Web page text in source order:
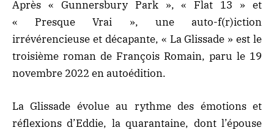
Après « Gunnersbury Park », « Flat 13 » et
« Presque Vrai », une auto-f(r)iction
irrévérencieuse et décapante, « La Glissade » est le
troisième roman de François Romain, paru le 19
novembre 2022 en autoédition.
La Glissade évolue au rythme des émotions et
réflexions d’Eddie, la quarantaine, dont l’épouse